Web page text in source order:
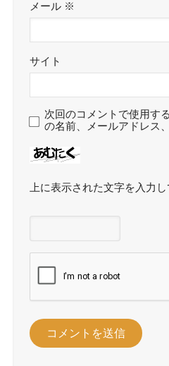
メール ※
サイト
次回のコメントで使用す
の名前、メールアドレス
上に表示された文字を入力し